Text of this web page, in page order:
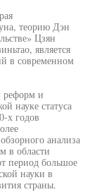
теорию Дэн
Цзян
является
в современном
реформ и
науке статуса
х годов
анализа
в области
период большое
науки в
страны.